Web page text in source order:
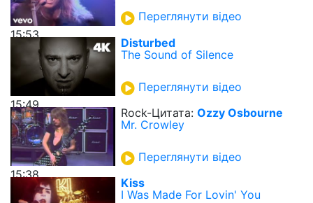
15:53
Переглянути відео
15:49
Disturbed
The Sound of Silence
Переглянути відео
15:38
Rock-Цитата: Ozzy Osbourne
Mr. Crowley
Переглянути відео
Kiss
I Was Made For Lovin' You